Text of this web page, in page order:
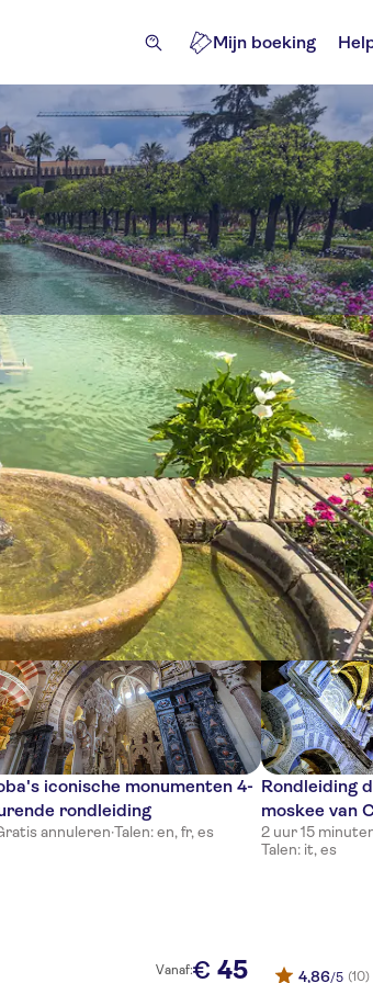
Mijn boeking
de los Reyes Cristianos
& Dagtrips Activiteiten
iconische monumenten 4-
rondleiding
annuleren·Talen: en, fr, es
Vanaf:€ 45
Rondleiding
moskee van
2 uur 15
Talen: it, es
4,86/5 (10)